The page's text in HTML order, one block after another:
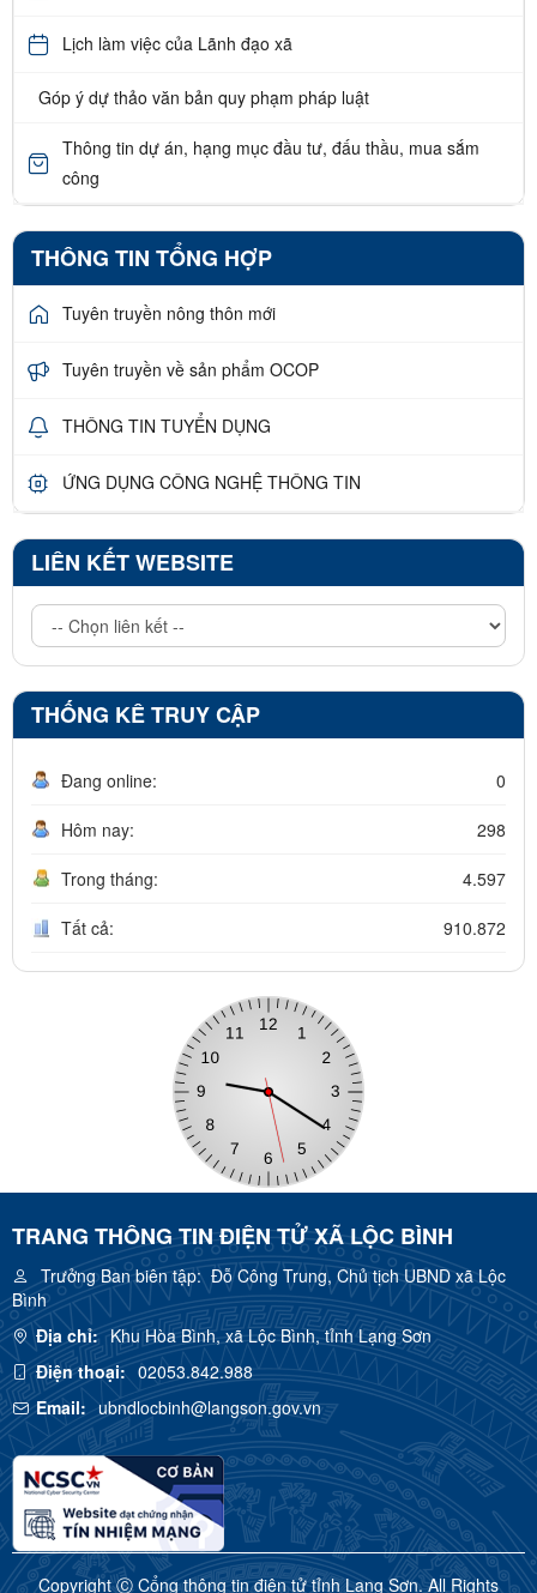
Lịch làm việc của Lãnh đạo xã
Góp ý dự thảo văn bản quy phạm pháp luật
Thông tin dự án, hạng mục đầu tư, đấu thầu, mua sắm
công
THÔNG TIN TỔNG HỢP
Tuyên truyền nông thôn mới
Tuyên truyền về sản phẩm OCOP
THÔNG TIN TUYỂN DỤNG
ỨNG DỤNG CÔNG NGHỆ THÔNG TIN
LIÊN KẾT WEBSITE
THỐNG KÊ TRUY CẬP
Đang online: 0
Hôm nay: 298
Trong tháng: 4.597
Tất cả: 910.872
TRANG THÔNG TIN ĐIỆN TỬ XÃ LỘC BÌNH
Trưởng Ban biên tập:Đỗ Công Trung, Chủ tịch UBND xã Lộc
Bình
Địa chỉ: Khu Hòa Bình, xã Lộc Bình, tỉnh Lạng Sơn
Điện thoại: 02053.842.988
Email: ubndlocbinh@langson.gov.vn
Copyright Ⓒ Cổng thông tin điện tử tỉnh Lạng Sơn. All Rights